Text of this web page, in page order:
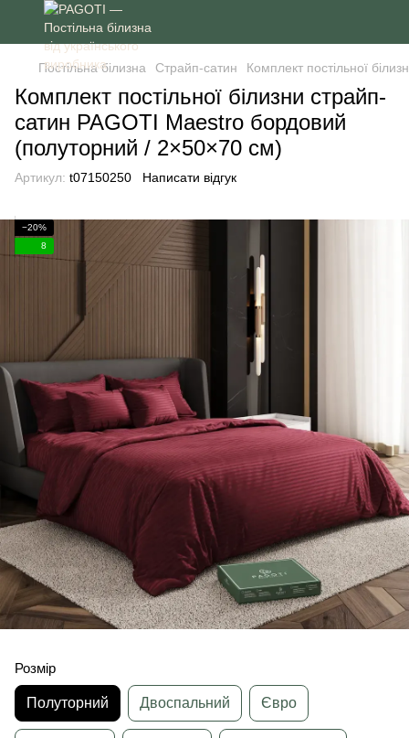
Постільна білизна Страйп-сатин Комплект постільної
Комплект постільної білизни страйп-
сатин PAGOTI Maestro бордовий
(полуторний / 2×50×70 см)
Артикул: t07150250 Написати відгук
−20%
8
Розмір
Полуторний Двоспальний Євро